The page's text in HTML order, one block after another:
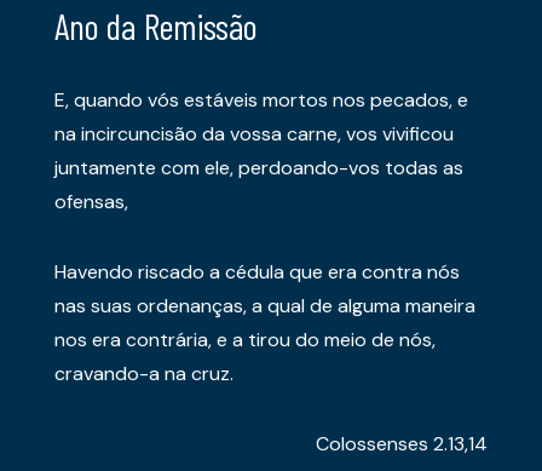
Ano da Remissão
E, quando vós estáveis mortos nos pecados, e
na incircuncisão da vossa carne, vos vivificou
juntamente com ele, perdoando-vos todas as
ofensas,
Havendo riscado a cédula que era contra nós
nas suas ordenanças, a qual de alguma maneira
nos era contrária, e a tirou do meio de nós,
cravando-a na cruz.
Colossenses 2.13,14